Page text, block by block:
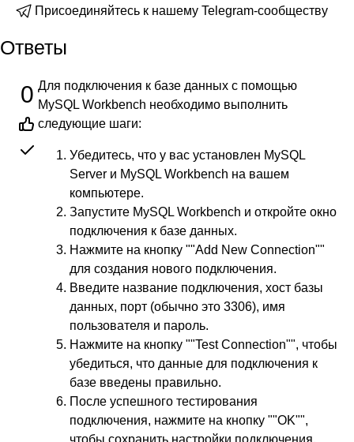
Присоединяйтесь к нашему Telegram-сообществу
Ответы
0 Для подключения к базе данных с помощью
MySQL Workbench необходимо выполнить
следующие шаги:
Убедитесь, что у вас установлен MySQL
Server и MySQL Workbench на вашем
компьютере.
Запустите MySQL Workbench и откройте окно
подключения к базе данных.
Нажмите на кнопку ""Add New Connection""
для создания нового подключения.
Введите название подключения, хост базы
данных, порт (обычно это 3306), имя
пользователя и пароль.
Нажмите на кнопку ""Test Connection"", чтобы
убедиться, что данные для подключения к
базе введены правильно.
После успешного тестирования
подключения, нажмите на кнопку ""OK"",
чтобы сохранить настройки подключения.